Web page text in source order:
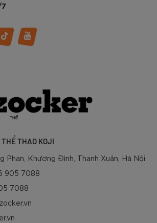
THỂ THAO KOJI
Phan, Khương Đình, Thanh Xuân, Hà Nội
905 7088
7088